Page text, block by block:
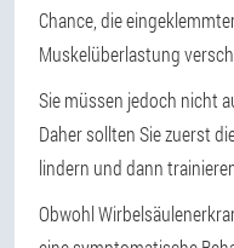
Chance, die
Muskelüberlastung
Sie müssen jedoch nicht
Daher sollten Sie zuerst
lindern und dann
Obwohl